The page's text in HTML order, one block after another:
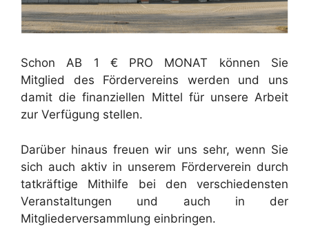
Schon AB 1 € PRO MONAT können Sie
Mitglied des Fördervereins werden und uns
damit die finanziellen Mittel für unsere Arbeit
zur Verfügung stellen.
Darüber hinaus freuen wir uns sehr, wenn Sie
sich auch aktiv in unserem Förderverein durch
tatkräftige Mithilfe bei den verschiedensten
Veranstaltungen und auch in der
Mitgliederversammlung einbringen.